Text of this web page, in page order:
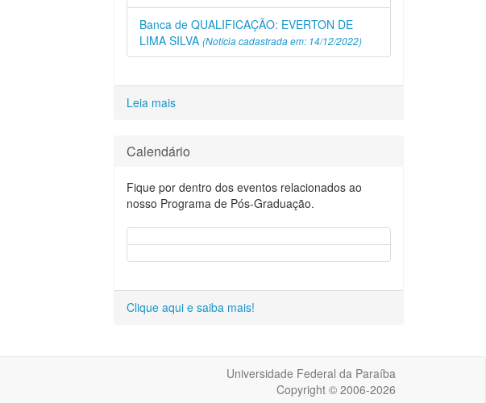
Banca de QUALIFICAÇÃO: EVERTON DE
LIMA SILVA (Notícia cadastrada em: 14/12/2022)
Leia mais
Calendário
Fique por dentro dos eventos relacionados ao
nosso Programa de Pós-Graduação.
Clique aqui e saiba mais!
Universidade Federal da Paraíba
Copyright © 2006-2026